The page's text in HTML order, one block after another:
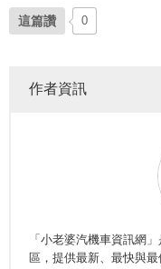
這篇讚 0
作者資訊
「小老婆汽機車資訊網
區，提供最新、最快與